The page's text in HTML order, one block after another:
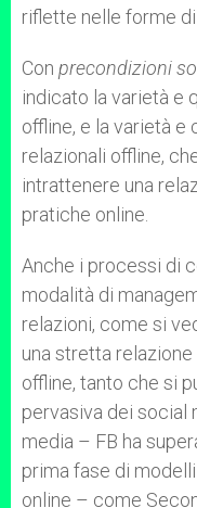
riflette nelle forme
Con precondizioni
indicato la varietà e
offline, e la varietà
relazionali offline,
intrattenere una
pratiche online.
Anche i processi di
modalità di
relazioni, come si
una stretta
offline, tanto che si
pervasiva dei social
media – FB ha
prima fase di
online – come